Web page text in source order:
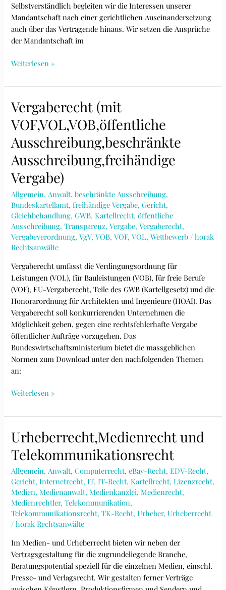
Selbstverständlich begleiten wir die Interessen unserer
Mandantschaft nach einer gerichtlichen Auseinandersetzung
auch über das Vertragende hinaus. Wir setzen die Ansprüche
der Mandantschaft im
Vertragsrecht
AGB
und
Vertragsprüfung
Weiterlesen »
Vergaberecht (mit
VOF,VOL,VOB,öffentliche
Ausschreibung,beschränkte
Ausschreibung,freihändige
Vergabe)
Allgemein, Anwalt,beschränkte Ausschreibung,
Bundeskartellamt,freihändige Vergabe,Gericht,
Gleichbehandlung,GWB,Kartellrecht,öffentliche
Ausschreibung,Transparenz,Vergabe,Vergaberecht,
Vergabeverordnung,VgV,VOB,VOF,VOL,Wettbewerb /horak
Rechtsanwälte
Vergaberecht umfasst die Verdingungsordnung für
Leistungen (VOL), für Bauleistungen (VOB), für freie Berufe
(VOF), EU-Vergaberecht, Teile des GWB (Kartellgesetz) und die
Honorarordnung für Architekten und Ingenieure (HOAI). Das
Vergaberecht soll konkurrierenden Unternehmen die
Möglichkeit geben, gegen eine rechtsfehlerhafte Vergabe
öffentlicher Aufträge vorzugehen. Das
Bundeswirtschaftsministerium bietet die massgeblichen
Normen zum Download unter den nachfolgenden Themen
an:
Vergaberecht
VOF,VOL,VOB,öffentliche
Ausschreibung,freihändige
Vergabe)
Weiterlesen »
Urheberrecht,Medienrecht und
Telekommunikationsrecht
Allgemein,Anwalt,Computerrecht,eBay-Recht,EDV-Recht,
Gericht,Internetrecht,IT,IT-Recht,Kartellrecht,Lizenzrecht,
Medien,Medienanwalt,Medienkanzlei,Medienrecht,
Medienrechtler,Telekommunikation,
Telekommunikationsrecht,TK-Recht,Urheber,Urheberrecht
/horak Rechtsanwälte
Im Medien- und Urheberrecht bieten wir neben der
Vertragsgestaltung für die zugrundeliegende Branche,
Beratungspotential speziell für die einzelnen Medien, einschl.
Presse- und Verlagsrecht. Wir gestalten ferner Verträge